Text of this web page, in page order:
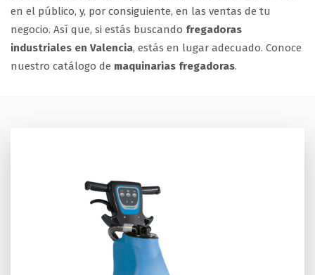
en el público, y, por consiguiente, en las ventas de tu
negocio. Así que, si estás buscando fregadoras
industriales en Valencia, estás en lugar adecuado. Conoce
nuestro catálogo de maquinarias fregadoras.